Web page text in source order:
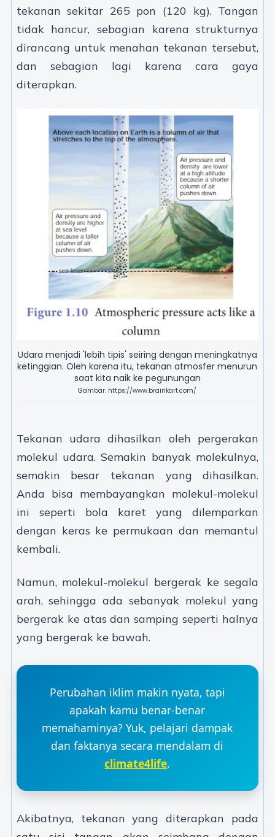
tekanan sekitar 265 pon (120 kg). Tangan
tidak hancur, sebagian karena strukturnya
dirancang untuk menahan tekanan tersebut,
dan sebagian lagi karena cara gaya
diterapkan.
Udara menjadi 'lebih tipis' seiring dengan meningkatnya
ketinggian. Oleh karena itu, tekanan atmosfer menurun
saat kita naik ke pegunungan
Gambar: https://www.brainkart.com/
Tekanan udara dihasilkan oleh pergerakan
molekul udara. Semakin banyak molekulnya,
semakin besar tekanan yang dihasilkan.
Anda bisa membayangkan molekul-molekul
ini seperti bola karet yang dilemparkan
dengan keras ke permukaan dan memantul
kembali.
Namun, molekul-molekul bergerak ke segala
arah, sehingga ada sebanyak molekul yang
bergerak ke atas dan samping seperti halnya
yang bergerak ke bawah.
Perubahan iklim makin nyata, tapi
apakah kamu benar-benar
memahaminya? Yuk, pelajari dampak
dan faktanya secara mendalam di
climate4life.
Akibatnya, tekanan yang diterapkan pada